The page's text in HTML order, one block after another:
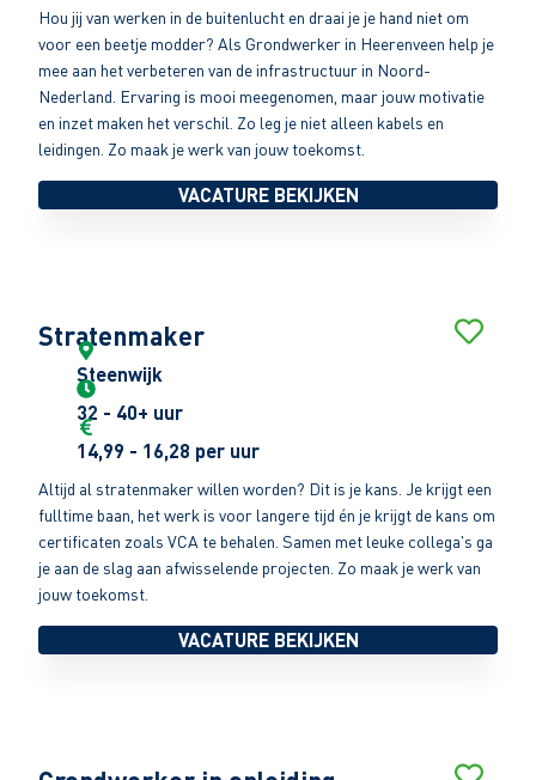
Hou jij van werken in de buitenlucht en draai je je hand niet om
voor een beetje modder? Als Grondwerker in Heerenveen help je
mee aan het verbeteren van de infrastructuur in Noord-
Nederland. Ervaring is mooi meegenomen, maar jouw motivatie
en inzet maken het verschil. Zo leg je niet alleen kabels en
leidingen. Zo maak je werk van jouw toekomst.
VACATURE BEKIJKEN
Stratenmaker
Steenwijk
32 - 40+ uur
14,99 - 16,28 per uur
Altijd al stratenmaker willen worden? Dit is je kans. Je krijgt een
fulltime baan, het werk is voor langere tijd én je krijgt de kans om
certificaten zoals VCA te behalen. Samen met leuke collega's ga
je aan de slag aan afwisselende projecten. Zo maak je werk van
jouw toekomst.
VACATURE BEKIJKEN